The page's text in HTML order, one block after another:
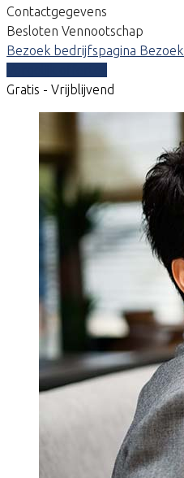
Contactgegevens
Besloten Vennootschap
Bezoek bedrijfspagina
Gratis - Vrijblijvend